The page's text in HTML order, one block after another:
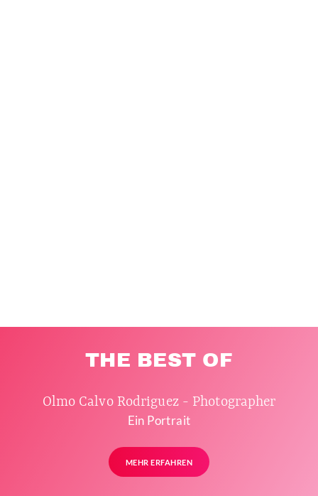
THE BEST OF
Olmo Calvo Rodriguez - Photographer
Ein Portrait
MEHR ERFAHREN